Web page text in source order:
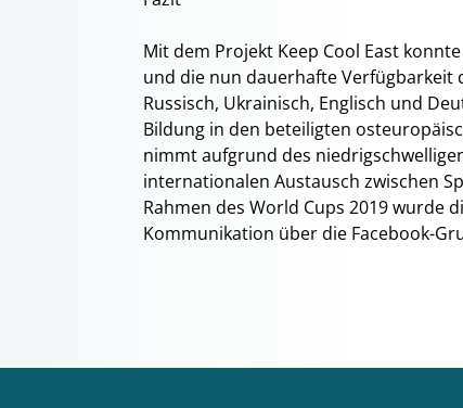
Mit dem Projekt Keep Cool East
und die nun dauerhafte Verfügbarkeit
Russisch, Ukrainisch, Englisch und
Bildung in den beteiligten
nimmt aufgrund des
internationalen Austausch zwischen
Rahmen des World Cups 2019 wurde
Kommunikation über die Facebook-